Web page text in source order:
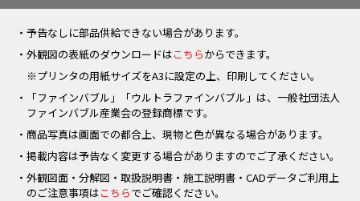
・予告なしに部品供給できない場合があります。
・外観図の表紙のダウンロードはこちらからできます。
※プリンタの用紙サイズをA3に設定の上、印刷してください。
・「ファインバブル」「ウルトラファインバブル」は、一般社団法人
ファインバブル産業会の登録商標です。
・商品写真は画面での都合上、現物と色が異なる場合があります。
・掲載内容は予告なく変更する場合がありますのでご了承ください。
・外観図面・分解図・取扱説明書・施工説明書・CADデータご利用上
のご注意事項はこちらでご確認ください。